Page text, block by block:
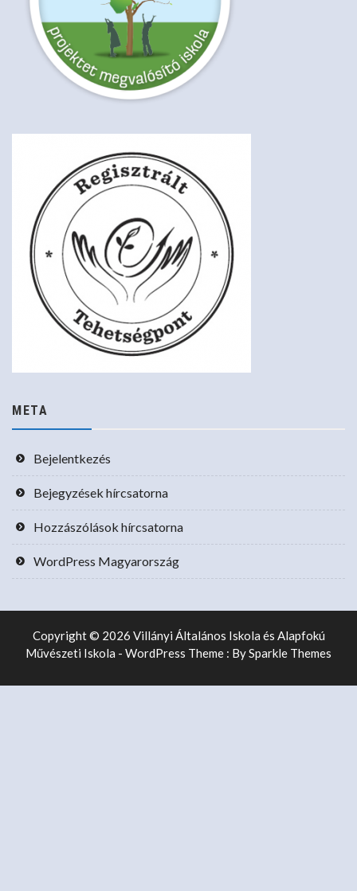
META
Bejelentkezés
Bejegyzések hírcsatorna
Hozzászólások hírcsatorna
WordPress Magyarország
Copyright © 2026 Villányi Általános Iskola és Alapfokú
Művészeti Iskola - WordPress Theme : BySparkle Themes